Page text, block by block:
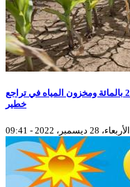
وزارة الفلاحة: نسبة إمتلاء السدود في حدود 28 بالمائة ومخزون المياه في تراجع
خطير
الأربعاء، 28 ديسمبر، 2022 - 09:41